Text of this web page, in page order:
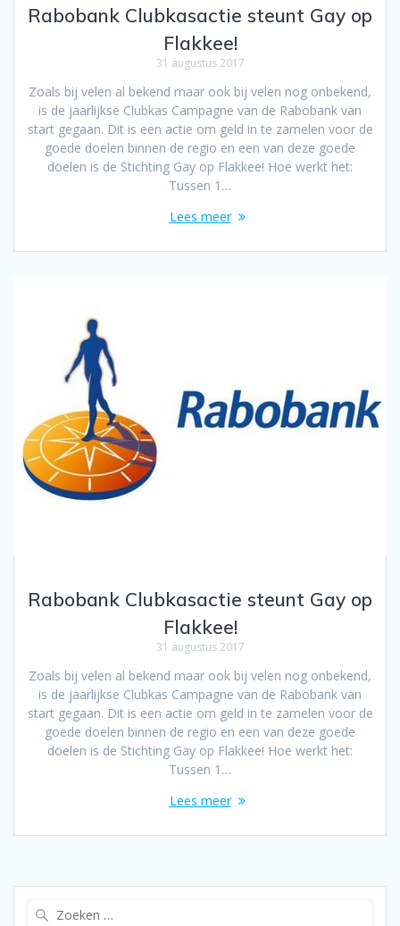
Rabobank Clubkasactie steunt Gay op
Flakkee!
31 augustus 2017
Zoals bij velen al bekend maar ook bij velen nog onbekend,
is de jaarlijkse Clubkas Campagne van de Rabobank van
start gegaan. Dit is een actie om geld in te zamelen voor de
goede doelen binnen de regio en een van deze goede
doelen is de Stichting Gay op Flakkee! Hoe werkt het:
Tussen 1…
Lees meer
Rabobank Clubkasactie steunt Gay op
Flakkee!
31 augustus 2017
Zoals bij velen al bekend maar ook bij velen nog onbekend,
is de jaarlijkse Clubkas Campagne van de Rabobank van
start gegaan. Dit is een actie om geld in te zamelen voor de
goede doelen binnen de regio en een van deze goede
doelen is de Stichting Gay op Flakkee! Hoe werkt het:
Tussen 1…
Lees meer